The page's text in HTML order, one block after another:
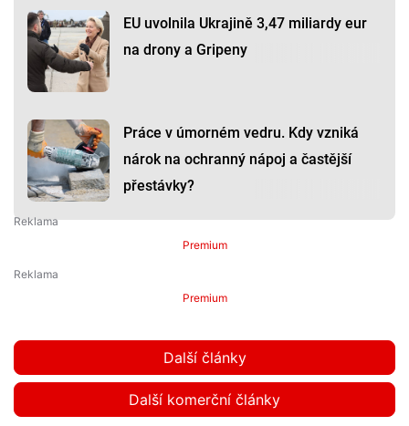
EU uvolnila Ukrajině 3,47 miliardy eur
na drony a Gripeny
Práce v úmorném vedru. Kdy vzniká
nárok na ochranný nápoj a častější
přestávky?
Premium
Premium
Další články
Další komerční články